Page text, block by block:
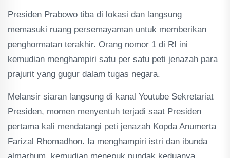
Presiden Prabowo tiba di lokasi dan langsung
memasuki ruang persemayaman untuk memberikan
penghormatan terakhir. Orang nomor 1 di RI ini
kemudian menghampiri satu per satu peti jenazah para
prajurit yang gugur dalam tugas negara.
Melansir siaran langsung di kanal Youtube Sekretariat
Presiden, momen menyentuh terjadi saat Presiden
pertama kali mendatangi peti jenazah Kopda Anumerta
Farizal Rhomadhon. Ia menghampiri istri dan ibunda